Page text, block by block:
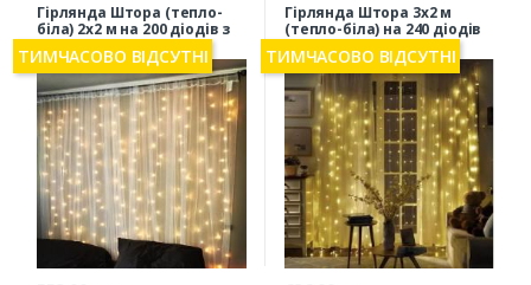
Гірлянда Штора (тепло-
біла) 2х2 м на 200 діодів з
пультом
ТИМЧАСОВО ВІДСУТНІ
Гірлянда Штора 3х2 м
(тепло-біла) на 240 діодів
LED з пультом
ТИМЧАСОВО ВІДСУТНІ